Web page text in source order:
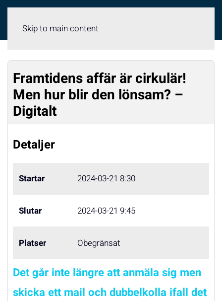
Skip to main content
Framtidens affär är cirkulär!
Men hur blir den lönsam? –
Digitalt
Detaljer
Startar 2024-03-21 8:30
Slutar 2024-03-21 9:45
Platser Obegränsat
Det går inte längre att anmäla sig men
skicka ett mail och dubbelkolla ifall det